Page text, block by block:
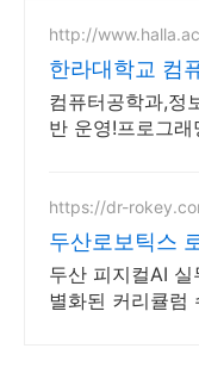
http://
한라대학교 컴
그룹 계열사 취
컴퓨터공학과,정
반 운영!프로그래
https://dr-
두산로보틱스
두산/미국 기업
두산 피지컬AI
별화된 커리큘럼